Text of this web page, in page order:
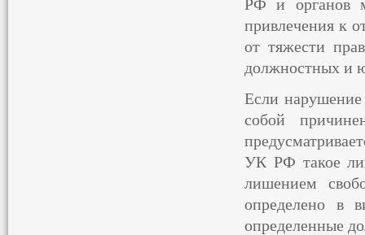
РФ и органов
привлечения к
от тяжести
должностных и
Если нарушение
собой
УК РФ такое
лишением
определено в
определенные